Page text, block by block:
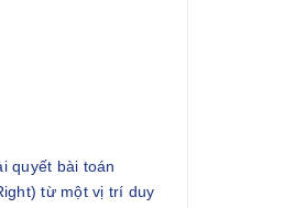
quyết bài toán
từ một vị trí duy